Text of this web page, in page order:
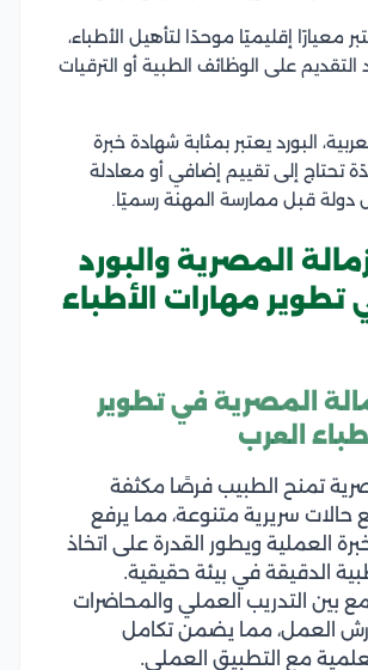
معيارًا إقليميًا موحدًا لتأهيل الأطباء،
التقديم على الوظائف الطبية أو الترقيات
البورد يعتبر بمثابة شهادة خبرة
تحتاج إلى تقييم إضافي أو معادلة
قبل ممارسة المهنة رسميًا.
المصرية والبورد
تطوير مهارات الأطباء
المصرية في تطوير
العرب
تمنح الطبيب فرصًا مكثفة
حالات سريرية متنوعة، مما يرفع
العملية ويطور القدرة على اتخاذ
الدقيقة في بيئة حقيقية.
بين التدريب العملي والمحاضرات
العمل، مما يضمن تكامل
مع التطبيق العملي.